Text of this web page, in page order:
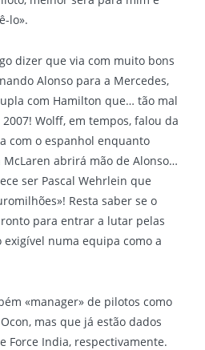
lo».
dizer que via com muito bons
Alonso para a Mercedes,
com Hamilton que… tão mal
Wolff, em tempos, falou da
com o espanhol enquanto
abrirá mão de Alonso…
ser Pascal Wehrlein que
Resta saber se o
para entrar a lutar pelas
numa equipa como a
«manager» de pilotos como
mas que já estão dados
Force India, respectivamente.